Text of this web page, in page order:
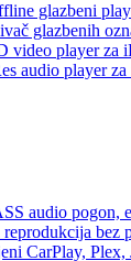
glazbeni
glazbenih
video player za
audio player
audio pogon,
bez
CarPlay,